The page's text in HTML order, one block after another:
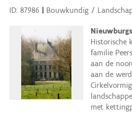
ID: 87986 Bouwkundig /
Historische
familie
aan de
aan de
met